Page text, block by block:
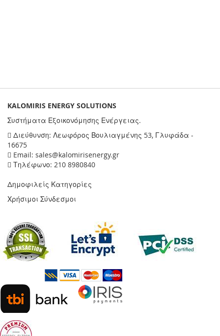
KALOMIRIS ENERGY SOLUTIONS
Συστήματα Εξοικονόμησης Ενέργειας.
Διεύθυνση: Λεωφόρος Βουλιαγμένης 53, Γλυφάδα -
16675
Email: sales@kalomirisenergy.gr
Τηλέφωνο: 210 8980840
Δημοφιλείς Κατηγορίες
Χρήσιμοι Σύνδεσμοι